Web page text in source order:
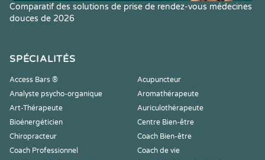
Comparatif des solutions de prise de rendez-vous médecines
douces de 2026
SPÉCIALITÉS
Access Bars ®
Acupuncteur
Analyste psycho-organique
Aromathérapeute
Art-Thérapeute
Auriculothérapeute
Bioénergéticien
Centre Bien-être
Chiropracteur
Coach Bien-être
Coach Professionnel
Coach de vie